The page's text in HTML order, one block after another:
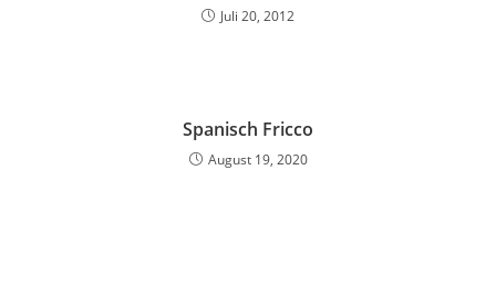
Juli 20, 2012
Spanisch Fricco
August 19, 2020